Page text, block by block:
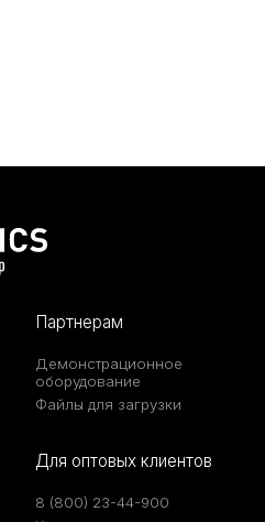
Партнерам
Демонстрационное
оборудование
Файлы для загрузки
Для оптовых клиентов
8 (800) 23-44-900